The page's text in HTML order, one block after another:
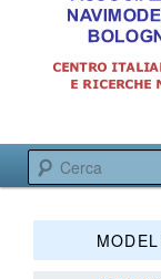
Centro